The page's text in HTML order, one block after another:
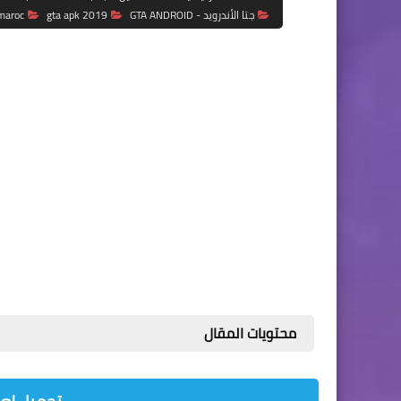
جتا الأندرويد - GTA ANDROID
gta apk 2019
محتويات المقال